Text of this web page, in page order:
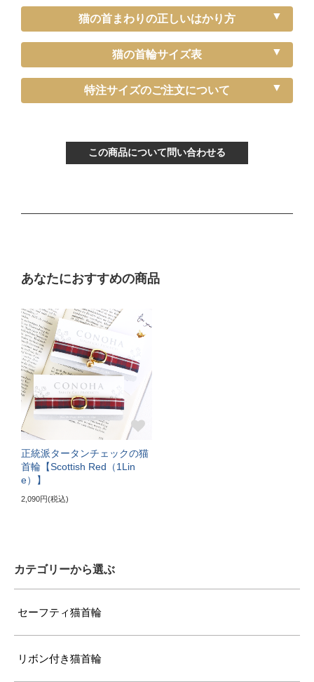
猫の首まわりの正しいはかり方
猫の首輪サイズ表
《特注》Sサイズ
首輪サイズ（-5cm特注）
Mサイズ
普通サイズ
サイズの目安（3～5kgの成猫）
《特注》Lサイズ
ぴったり測った首まわり（22～24cm）
首輪サイズ（+5cm特注）
サイズの目安（5～6kgの大きめな成猫）
サイズの目安（7kg超えの大型の成猫）
特注サイズのご注文について
この商品について問い合わせる
あなたにおすすめの商品
正統派タータンチェックの猫
首輪【Scottish Red（1Lin
e）】
2,090円(税込)
カテゴリーから選ぶ
セーフティ猫首輪
リボン付き猫首輪